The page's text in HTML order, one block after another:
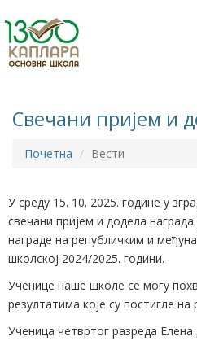
Свечани пријем и
Почетна Вести
У среду 15. 10. 2025. године у
свечани пријем и додела
награде на републичким и
школској 2024/2025. години.
Ученице наше школе се могу
резултатима које су постигле
Ученица четвртог разреда Елена